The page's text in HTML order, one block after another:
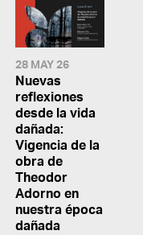
28 MAY 26
Nuevas
reflexiones
desde la vida
dañada:
Vigencia de la
obra de
Theodor
Adorno en
nuestra época
dañada